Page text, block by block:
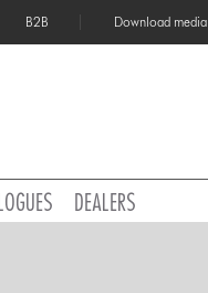
B2B Download media
DEALERS